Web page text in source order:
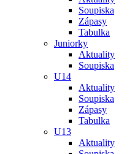
Soupiska
Zápasy
Tabulka
Juniorky
Aktuality
Soupiska
U14
Aktuality
Soupiska
Zápasy
Tabulka
U13
Aktuality